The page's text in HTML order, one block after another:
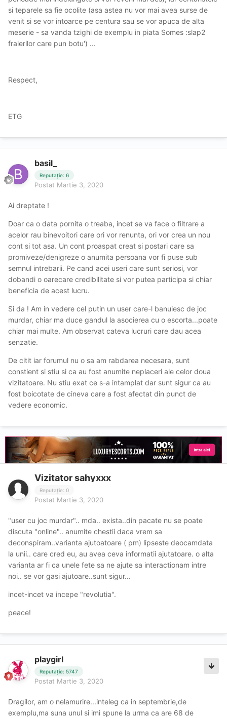
si teparele sa fie ocolite (asa astea nu vor mai avea surse de
venit si se vor intoarce pe centura sau se vor apuca de alta
meserie - sa vanda tzighi de exemplu in piata Somes :slap2
fraierilor care pun botu') ...
Respect,
ETG
basil_
Reputație: 6
Postat Martie 3, 2020
Ai dreptate !
Doar ca o data pornita o treaba, incet se va face o filtrare a
acelor rau binevoitori care ori vor renunta, ori vor crea un nou
cont si tot asa. Un cont proaspat creat si postari care sa
promiveze/denigreze o anumita persoana vor fi puse sub
semnul intrebarii. Pe cand acei useri care sunt seriosi, vor
dobandi o oarecare credibilitate si vor putea participa si chiar
beneficia de acest lucru.
Si da ! Am in vedere cel putin un user care-l banuiesc de joc
murdar, chiar ma duce gandul la asocierea cu o escorta...poate
chiar mai multe. Am observat cateva lucruri care dau acea
senzatie.
De citit iar forumul nu o sa am rabdarea necesara, sunt
constient si stiu si ca au fost anumite neplaceri ale celor doua
vizitatoare. Nu stiu exat ce s-a intamplat dar sunt sigur ca au
fost boicotate de cineva care a fost afectat din punct de
vedere economic.
Vizitator sahyxxx
Reputație: 0
Postat Martie 3, 2020
"user cu joc murdar".. mda.. exista..din pacate nu se poate
discuta "online".. anumite chestii daca vrem sa
deconspiram..varianta ajutoatoare ( pm) lipseste deocamdata
la unii.. care cred eu, au avea ceva informatii ajutatoare. o alta
varianta ar fi ca unele fete sa ne ajute sa interactionam intre
noi.. se vor gasi ajutoare..sunt sigur...
incet-incet va incepe "revolutia".
peace!
playgirl
Reputație: 5747
Postat Martie 3, 2020
Dragilor, am o nelamurire...inteleg ca in septembrie,de
exemplu,ma suna unul si imi spune la urma ca are 68 de